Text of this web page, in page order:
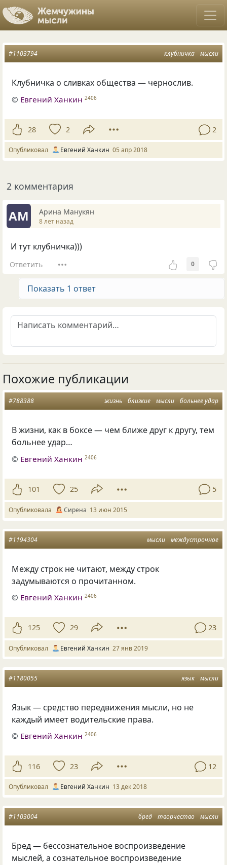
клубничка мысли
#1103794
Клубничка о сливках общества — чернослив.
© Евгений Ханкин 2406
28 2 2
Опубликовал Евгений Ханкин 05 апр 2018
2 комментария
АМ Арина Манукян
8 лет назад
И тут клубничка)))
Ответить 0
Показать 1 ответ
Похожие публикации
жизнь близкие мысли больнее удар
#788388
В жизни, как в боксе — чем ближе друг к другу, тем
больнее удар…
© Евгений Ханкин 2406
101 25 5
Опубликовала Сирена 13 июн 2015
мысли междустрочное
#1194304
Mежду строк не читают, между строк
задумываются о прочитанном.
© Евгений Ханкин 2406
125 29 23
Опубликовал Евгений Ханкин 27 янв 2019
язык мысли
#1180055
Язык — средство передвижения мысли, но не
каждый имеет водительские права.
© Евгений Ханкин 2406
116 23 12
Опубликовал Евгений Ханкин 13 дек 2018
бред творчество мысли
#1103004
Бред — бессознательное воспроизведение
мыслей, а сознательное воспроизведение